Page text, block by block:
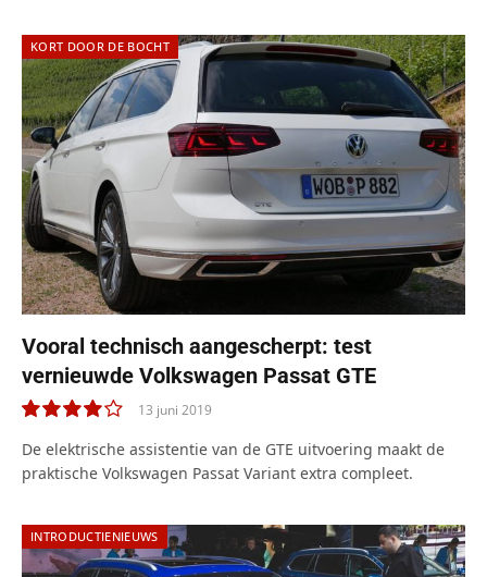
KORT DOOR DE BOCHT
Vooral technisch aangescherpt: test
vernieuwde Volkswagen Passat GTE
8.0
13 juni 2019
De elektrische assistentie van de GTE uitvoering maakt de
praktische Volkswagen Passat Variant extra compleet.
INTRODUCTIENIEUWS